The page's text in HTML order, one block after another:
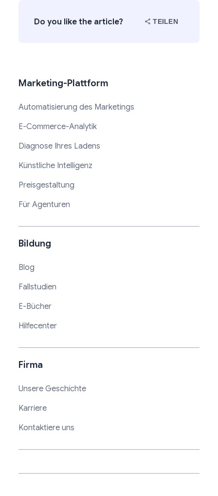
Do you like the article? TEILEN
Marketing-Plattform
Automatisierung des Marketings
E-Commerce-Analytik
Diagnose Ihres Ladens
Künstliche Intelligenz
Preisgestaltung
Für Agenturen
Bildung
Blog
Fallstudien
E-Bücher
Hilfecenter
Firma
Unsere Geschichte
Karriere
Kontaktiere uns